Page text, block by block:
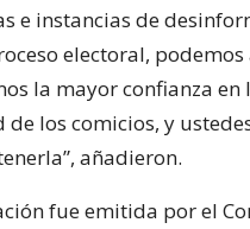
e instancias de
electoral,
la mayor confianza en
de los comicios, y
añadieron.
fue emitida por el